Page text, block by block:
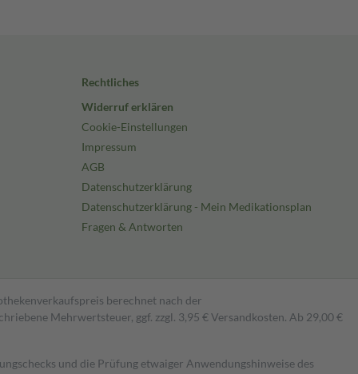
Rechtliches
Widerruf erklären
Cookie-Einstellungen
Impressum
AGB
Datenschutzerklärung
Datenschutzerklärung - Mein Medikationsplan
Fragen & Antworten
berechnet nach der
Mehrwertsteuer, ggf. zzgl. 3,95 € Versandkosten. Ab 29,00 €
und die Prüfung etwaiger Anwendungshinweise des